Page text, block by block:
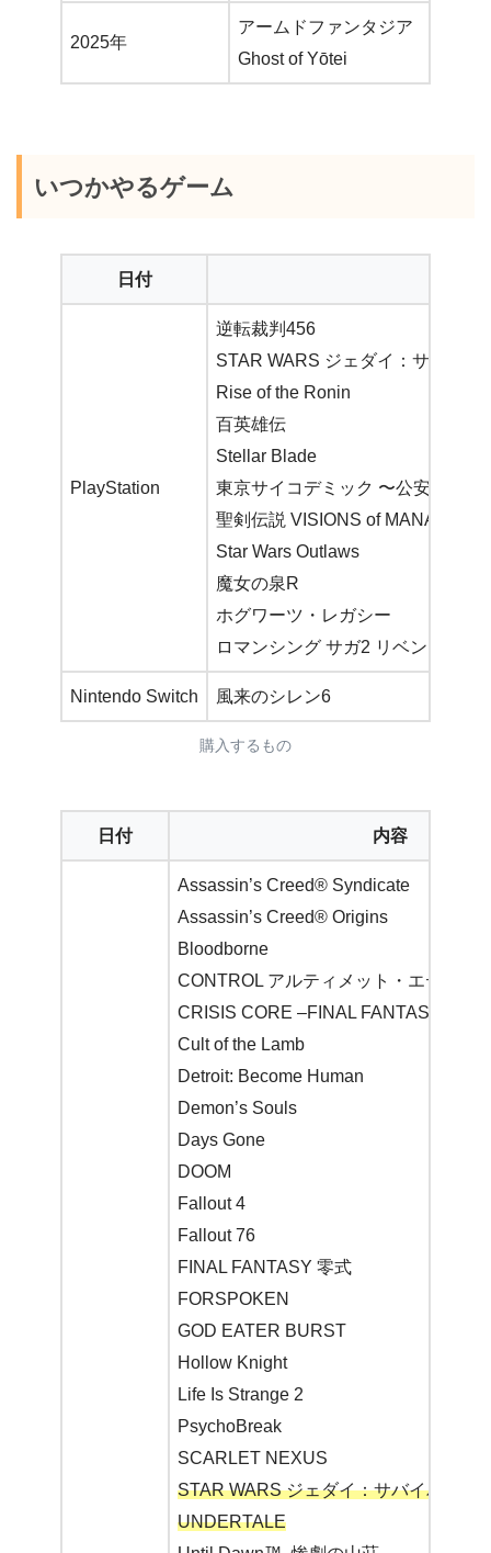
2025年
アームドファンタジア
Ghost of Yōtei
いつかやるゲーム
日付
PlayStation
逆転裁判456
STAR WARS ジェダイ：サバイバ
Rise of the Ronin
百英雄伝
Stellar Blade
東京サイコデミック 〜公安調査
聖剣伝説 VISIONS of MANA
Star Wars Outlaws
魔女の泉R
ホグワーツ・レガシー
ロマンシング サガ2 リベンジオブ
Nintendo Switch 風来のシレン6
購入するもの
日付 内容
Assassin’s Creed® Syndicate
Assassin’s Creed® Origins
Bloodborne
CONTROL アルティメット・エディシ
CRISIS CORE –FINAL FANTASY VII–
Cult of the Lamb
Detroit: Become Human
Demon’s Souls
Days Gone
DOOM
Fallout 4
Fallout 76
FINAL FANTASY 零式
FORSPOKEN
GOD EATER BURST
Hollow Knight
Life Is Strange 2
PsychoBreak
SCARLET NEXUS
STAR WARS ジェダイ：サバイバー
UNDERTALE